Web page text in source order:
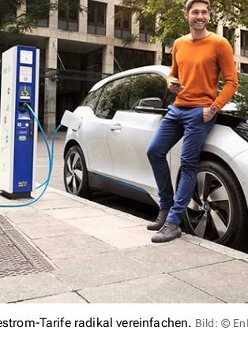
Tarife radikal vereinfachen. Bild: ©